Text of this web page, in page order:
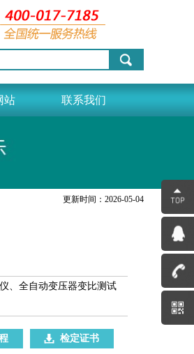
站 联系我们
更新时间：2026-05-04
、全自动变压器变比测试
检定证书